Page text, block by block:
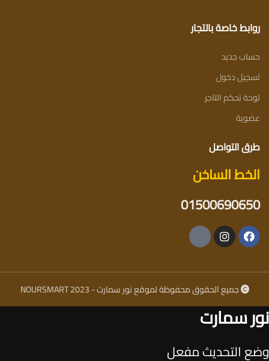
روابط خاصة بالتجار
حساب جديد
تسجيل دخول
لوحة تحكم التاجر
عضوية
طرق التواصل
الخط الساخن
01500690650
جميع الحقوق محفوظة لموقع نور سمارت - NOURSMART 2023
نور سمارت
وضع التحديث مفعل